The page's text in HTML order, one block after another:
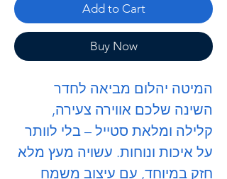
Add to Cart
Buy Now
המיטה יהלום מביאה לחדר
השינה שלכם אווירה צעירה,
קלילה ומלאת סטייל – בלי לוותר
על איכות ונוחות. עשויה מעץ מלא
חזק במיוחד, עם עיצוב משמח